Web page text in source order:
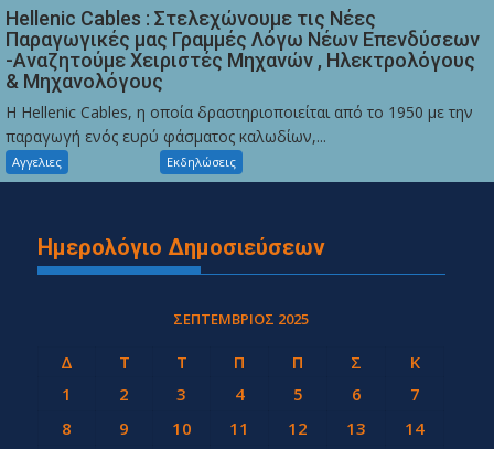
Hellenic Cables : Στελεχώνουμε τις Νέες
Παραγωγικές μας Γραμμές Λόγω Νέων Επενδύσεων
-Αναζητούμε Χειριστές Μηχανών , Ηλεκτρολόγους
& Μηχανολόγους
Η Hellenic Cables, η οποία δραστηριοποιείται από το 1950 με την
παραγωγή ενός ευρύ φάσματος καλωδίων,...
Αγγελιες Εκδηλώσεις
Ημερολόγιο Δημοσιεύσεων
ΣΕΠΤΈΜΒΡΙΟΣ 2025
Δ Τ Τ Π Π Σ
Κ
1
2 3 4 5 6
7
8
9 10 11 12 13
14